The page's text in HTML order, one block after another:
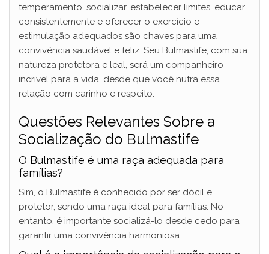
temperamento, socializar, estabelecer limites, educar
consistentemente e oferecer o exercício e
estimulação adequados são chaves para uma
convivência saudável e feliz. Seu Bulmastife, com sua
natureza protetora e leal, será um companheiro
incrível para a vida, desde que você nutra essa
relação com carinho e respeito.
Questões Relevantes Sobre a
Socialização do Bulmastife
O Bulmastife é uma raça adequada para
famílias?
Sim, o Bulmastife é conhecido por ser dócil e
protetor, sendo uma raça ideal para famílias. No
entanto, é importante socializá-lo desde cedo para
garantir uma convivência harmoniosa.